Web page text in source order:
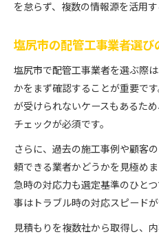
を怠らず、複数の情報源を活用
塩尻市の配管工事業者選び
塩尻市で配管工事業者を選ぶ際
かをまず確認することが重要で
が受けられないケースもあるた
チェックが必須です。
さらに、過去の施工事例や顧客
頼できる業者かどうかを見極め
急時の対応力も選定基準のひと
事はトラブル時の対応スピードが
見積もりを複数社から取得し、